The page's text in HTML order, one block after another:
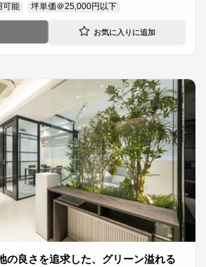
可能 坪単価＠25,000円以下
の良さを追求した、グリーン溢れる